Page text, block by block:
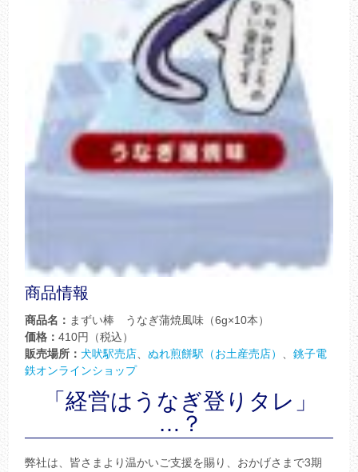
商品情報
商品名： まずい棒 うなぎ蒲焼風味（6g×10本）
価格：410円（税込）
販売場所：犬吠駅売店、ぬれ煎餅駅（お土産売店） 、銚子電
鉄オンラインショップ
「経営はうなぎ登りタレ」
…？
弊社は、皆さまより温かいご支援を賜り、おかげさまで3期